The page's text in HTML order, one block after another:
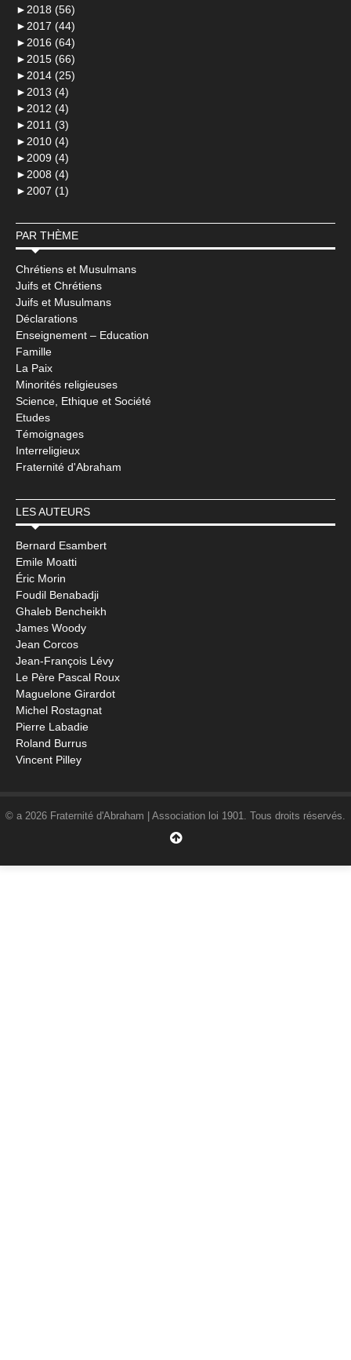
► 2018 (56)
► 2017 (44)
► 2016 (64)
► 2015 (66)
► 2014 (25)
► 2013 (4)
► 2012 (4)
► 2011 (3)
► 2010 (4)
► 2009 (4)
► 2008 (4)
► 2007 (1)
PAR THÈME
Chrétiens et Musulmans
Juifs et Chrétiens
Juifs et Musulmans
Déclarations
Enseignement – Education
Famille
La Paix
Minorités religieuses
Science, Ethique et Société
Etudes
Témoignages
Interreligieux
Fraternité d'Abraham
LES AUTEURS
Bernard Esambert
Emile Moatti
Éric Morin
Foudil Benabadji
Ghaleb Bencheikh
James Woody
Jean Corcos
Jean-François Lévy
Le Père Pascal Roux
Maguelone Girardot
Michel Rostagnat
Pierre Labadie
Roland Burrus
Vincent Pilley
© a 2026 Fraternité d'Abraham | Association loi 1901. Tous droits réservés.